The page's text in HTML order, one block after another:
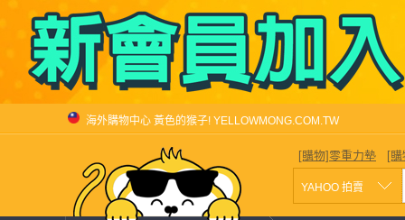
海外購物中心 黃色的猴子! YELLOWMONG.COM.TW
[購物]零重力墊 [